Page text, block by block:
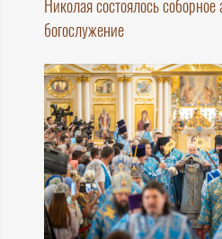
Николая состоялось соборное
богослужение